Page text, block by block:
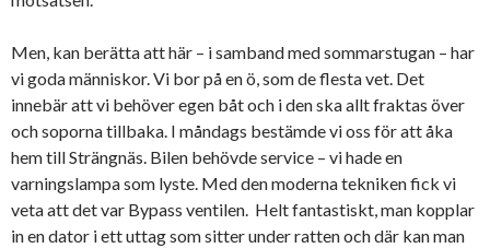
Men, kan berätta att här – i samband med sommarstugan – har
vi goda människor. Vi bor på en ö, som de flesta vet. Det
innebär att vi behöver egen båt och i den ska allt fraktas över
och soporna tillbaka. I måndags bestämde vi oss för att åka
hem till Strängnäs. Bilen behövde service – vi hade en
varningslampa som lyste. Med den moderna tekniken fick vi
veta att det var Bypass ventilen. Helt fantastiskt, man kopplar
in en dator i ett uttag som sitter under ratten och där kan man